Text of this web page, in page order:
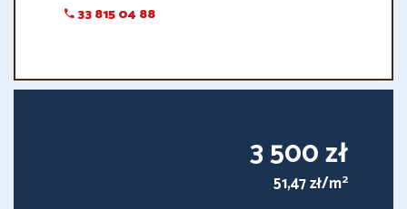
33 815 04 88
3 500 zł
51,47 zł/m2